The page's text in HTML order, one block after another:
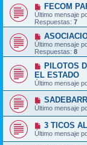
FECOM
Último mensaje
Respuestas: 7
Último mensaje
Respuestas: 8
PILOTOS
EL ESTADO
Último mensaje
Último mensaje
3 TICOS
Último mensaje